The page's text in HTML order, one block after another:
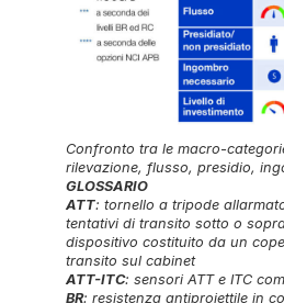
Confronto tra le macro-
rilevazione, flusso, presidio,
GLOSSARIO
ATT: tornello a tripode
tentativi di transito sotto o
dispositivo costituito da un
transito sul cabinet
ATT-ITC: sensori ATT e ITC
BR: resistenza antiproiettile in